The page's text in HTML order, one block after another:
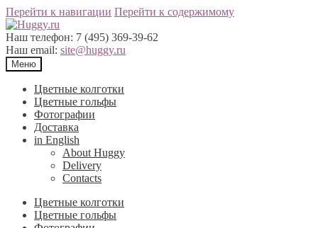
Перейти к навигации Перейти к содержимому
Наш телефон: 7 (495) 369-39-62
Наш email: site@huggy.ru
Меню
Цветные колготки
Цветные гольфы
Фотографии
Доставка
in English
About Huggy
Delivery
Contacts
Цветные колготки
Цветные гольфы